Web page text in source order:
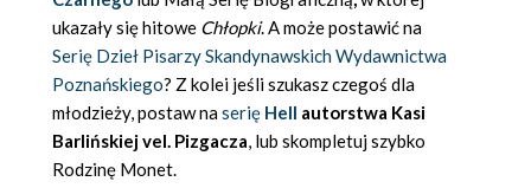
ukazały się hitowe Chłopki. A może postawić na
Serię Dzieł Pisarzy SkandynawskichWydawnictwa
Poznańskiego? Z kolei jeśli szukasz czegoś dla
młodzieży, postaw naserię Hell autorstwa Kasi
Barlińskiej vel. Pizgacza, lub skompletuj szybko
Rodzinę Monet.